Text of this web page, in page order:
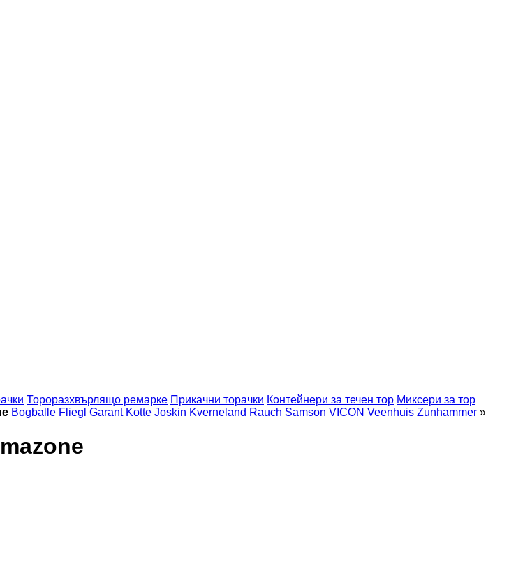
Тороразхвърлящо ремарке Прикачни торачки Контейнери за течен тор Миксери за тор
Bogballe Fliegl Garant Kotte Joskin Kverneland Rauch Samson VICON Veenhuis Zunhammer »